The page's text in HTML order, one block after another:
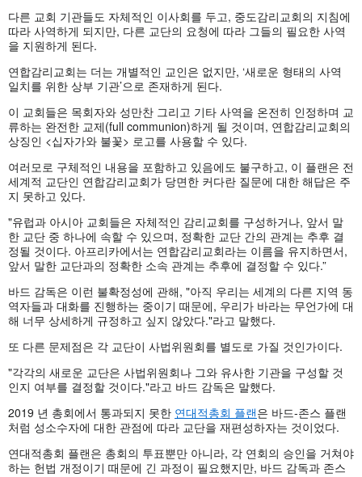
다른 교회 기관들도 자체적인 이사회를 두고, 중도감리교회의 지침에
따라 사역하게 되지만, 다른 교단의 요청에 따라 그들의 필요한 사역
을 지원하게 된다.
연합감리교회는 더는 개별적인 교인은 없지만, ‘새로운 형태의 사역
일치를 위한 상부 기관’으로 존재하게 된다.
이 교회들은 목회자와 성만찬 그리고 기타 사역을 온전히 인정하며 교
류하는 완전한 교제(full communion)하게 될 것이며, 연합감리교회의
상징인 <십자가와 불꽃> 로고를 사용할 수 있다.
여러모로 구체적인 내용을 포함하고 있음에도 불구하고, 이 플랜은 전
세계적 교단인 연합감리교회가 당면한 커다란 질문에 대한 해답은 주
지 못하고 있다.
"유럽과 아시아 교회들은 자체적인 감리교회를 구성하거나, 앞서 말
한 교단 중 하나에 속할 수 있으며, 정확한 교단 간의 관계는 추후 결
정될 것이다. 아프리카에서는 연합감리교회라는 이름을 유지하면서,
앞서 말한 교단과의 정확한 소속 관계는 추후에 결정할 수 있다.”
바드 감독은 이런 불확정성에 관해, "아직 우리는 세계의 다른 지역 동
역자들과 대화를 진행하는 중이기 때문에, 우리가 바라는 무언가에 대
해 너무 상세하게 규정하고 싶지 않았다."라고 말했다.
또 다른 문제점은 각 교단이 사법위원회를 별도로 가질 것인가이다.
"각각의 새로운 교단은 사법위원회나 그와 유사한 기관을 구성할 것
인지 여부를 결정할 것이다."라고 바드 감독은 말했다.
2019 년 총회에서 통과되지 못한 연대적총회 플랜은 바드-존스 플랜
처럼 성소수자에 대한 관점에 따라 교단을 재편성하자는 것이었다.
연대적총회 플랜은 총회의 투표뿐만 아니라, 각 연회의 승인을 거쳐야
하는 헌법 개정이기 때문에 긴 과정이 필요했지만, 바드 감독과 존스